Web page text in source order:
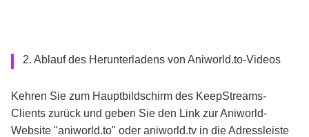
2. Ablauf des Herunterladens von Aniworld.to-Videos
Kehren Sie zum Hauptbildschirm des KeepStreams-
Clients zurück und geben Sie den Link zur Aniworld-
Website "aniworld.to" oder aniworld.tv in die Adressleiste